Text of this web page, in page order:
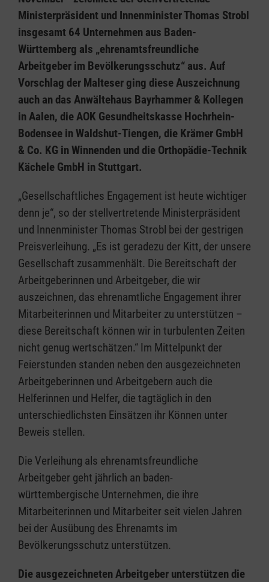
Ministerpräsident und Innenminister Thomas Strobl
insgesamt 64 Unternehmen aus Baden-
Württemberg als „ehrenamtsfreundliche
Arbeitgeber im Bevölkerungsschutz“ aus. Auf
Vorschlag der Malteser ging diese Auszeichnung
auch an das Anwältehaus Bayrhammer & Kollegen
in Aalen, die AOK Gesundheitskasse Hochrhein-
Bodensee in Waldshut-Tiengen, die Krämer GmbH
& Co. KG in Winnenden und die Orthopädie-Technik
Kächele GmbH in Stuttgart.
„Gesellschaftliches Engagement ist heute wichtiger
denn je“, so der stellvertretende Ministerpräsident
und Innenminister Thomas Strobl bei der gestrigen
Preisverleihung. „Es ist geradezu der Kitt, der unsere
Gesellschaft zusammenhält. Die Bereitschaft der
Arbeitgeberinnen und Arbeitgeber, die wir
auszeichnen, das ehrenamtliche Engagement ihrer
Mitarbeiterinnen und Mitarbeiter zu unterstützen –
diese Bereitschaft können wir in turbulenten Zeiten
nicht genug wertschätzen.“ Im Mittelpunkt der
Feierstunden standen neben den ausgezeichneten
Arbeitgeberinnen und Arbeitgebern auch die
Helferinnen und Helfer, die tagtäglich in den
unterschiedlichsten Einsätzen ihr Können unter
Beweis stellen.
Die Verleihung als ehrenamtsfreundliche
Arbeitgeber geht jährlich an baden-
württembergische Unternehmen, die ihre
Mitarbeiterinnen und Mitarbeiter seit vielen Jahren
bei der Ausübung des Ehrenamts im
Bevölkerungsschutz unterstützen.
Die ausgezeichneten Arbeitgeber unterstützen die